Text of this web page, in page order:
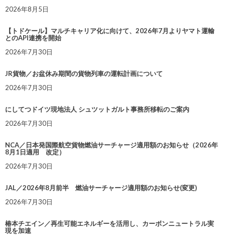
2026年8月5日
【トドケール】マルチキャリア化に向けて、2026年7月よりヤマト運輸
とのAPI連携を開始
2026年7月30日
JR貨物／お盆休み期間の貨物列車の運転計画について
2026年7月30日
にしてつドイツ現地法人 シュツットガルト事務所移転のご案内
2026年7月30日
NCA／日本発国際航空貨物燃油サーチャージ適用額のお知らせ（2026年
8月1日適用 改定）
2026年7月30日
JAL／2026年8月前半 燃油サーチャージ適用額のお知らせ(変更)
2026年7月30日
椿本チエイン／再生可能エネルギーを活用し、カーボンニュートラル実
現を加速